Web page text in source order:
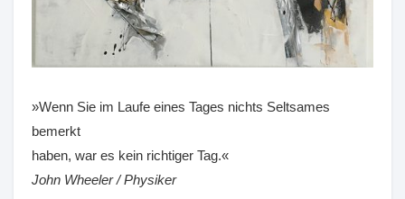
»Wenn Sie im Laufe eines Tages nichts Seltsames
bemerkt
haben, war es kein richtiger Tag.«
John Wheeler / Physiker